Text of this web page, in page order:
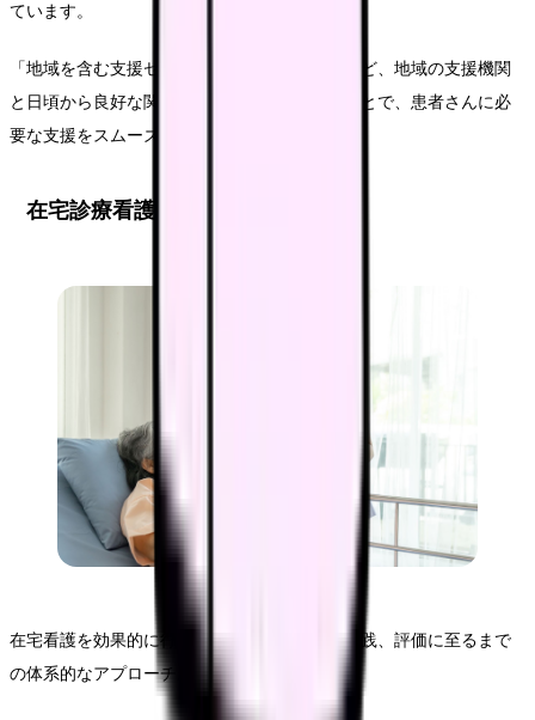
ています。
「地域を含む支援センターや社会福祉協議会など、地域の支援機関
と日頃から良好な関係をしっかりと確保することで、患者さんに必
要な支援をスムーズに導入できます」
在宅診療看護の実践方法
在宅看護を効果的に行うためには、準備から実践、評価に至るまで
の体系的なアプローチが重要です。